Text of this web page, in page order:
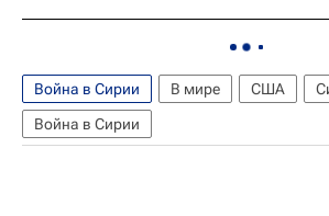
Война в Сирии В мире США
Война в Сирии